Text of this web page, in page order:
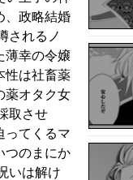
、政略結婚
されるノ
薄幸の令嬢
性は社畜薬
薬オタク女
取させ
ってくるマ
つのまにか
いは解け